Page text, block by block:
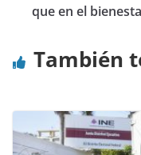
que en el
También